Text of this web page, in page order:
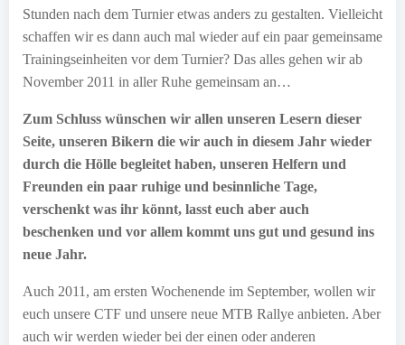
Stunden nach dem Turnier etwas anders zu gestalten. Vielleicht
schaffen wir es dann auch mal wieder auf ein paar gemeinsame
Trainingseinheiten vor dem Turnier? Das alles gehen wir ab
November 2011 in aller Ruhe gemeinsam an…
Zum Schluss wünschen wir allen unseren Lesern dieser
Seite, unseren Bikern die wir auch in diesem Jahr wieder
durch die Hölle begleitet haben, unseren Helfern und
Freunden ein paar ruhige und besinnliche Tage,
verschenkt was ihr könnt, lasst euch aber auch
beschenken und vor allem kommt uns gut und gesund ins
neue Jahr.
Auch 2011, am ersten Wochenende im September, wollen wir
euch unsere CTF und unsere neue MTB Rallye anbieten. Aber
auch wir werden wieder bei der einen oder anderen